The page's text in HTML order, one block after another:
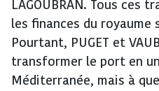
LAGOUBRAN. Tous ces
les finances du royaume
Pourtant, PUGET et
transformer le port en
Méditerranée, mais à